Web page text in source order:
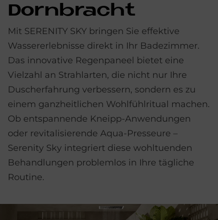
Dorn­bracht
Mit SERENITY SKY bringen Sie effektive
Wassererlebnisse direkt in Ihr Badezimmer.
Das innovative Regenpaneel bietet eine
Vielzahl an Strahlarten, die nicht nur Ihre
Duscherfahrung verbessern, sondern es zu
einem ganzheitlichen Wohlfühlritual machen.
Ob entspannende Kneipp-Anwendungen
oder revitalisierende Aqua-Presseure –
Serenity Sky integriert diese wohltuenden
Behandlungen problemlos in Ihre tägliche
Routine.